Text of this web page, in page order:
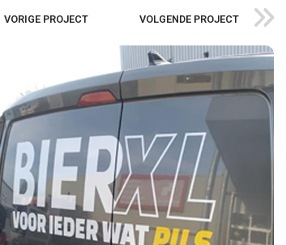
VORIGE PROJECT VOLGENDE PROJECT